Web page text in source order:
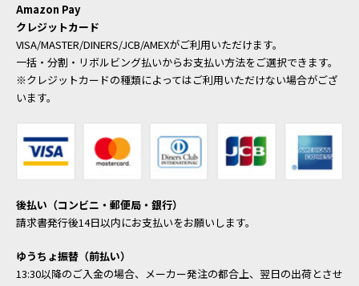
Amazon Pay
クレジットカード
VISA/MASTER/DINERS/JCB/AMEXがご利用いただけます。
一括・分割・リボルビング払いからお支払い方法をご選択できます。
※クレジットカードの種類によってはご利用いただけない場合がござ
います。
後払い（コンビニ・郵便局・銀行）
請求書発行後14日以内にお支払いをお願いします。
ゆうちょ振替（前払い）
13:30以降のご入金の場合、メーカー発注の都合上、翌日の出荷とさせ